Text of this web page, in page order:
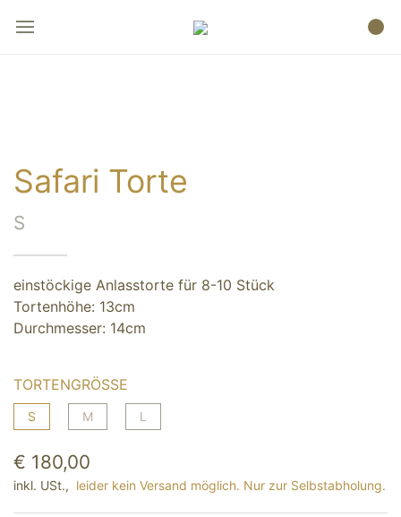
Safari Torte
S
einstöckige Anlasstorte für 8-10 Stück
Tortenhöhe: 13cm
Durchmesser: 14cm
TORTENGRÖSSE
S M L
€ 180,00
inkl. USt., leider kein Versand möglich. Nur zur Selbstabholung.